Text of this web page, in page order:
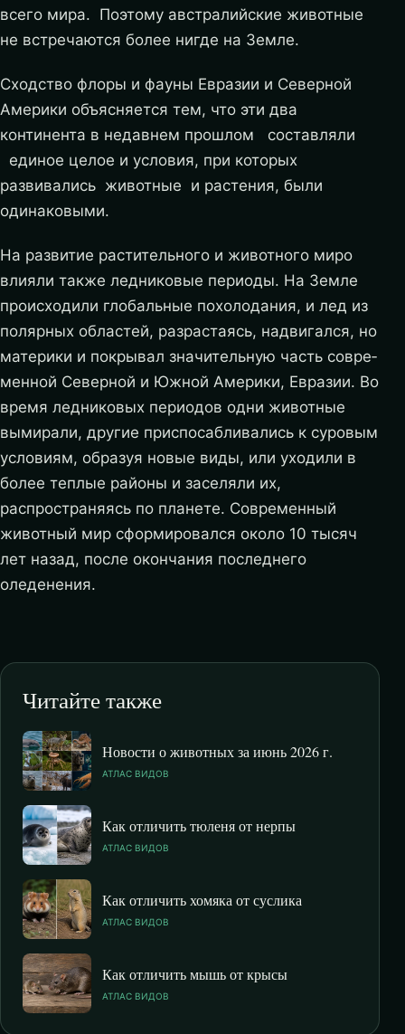
всего мира. Поэтому австралийские животные
не встречаются более нигде на Земле.
Сходство флоры и фауны Евразии и Северной
Америки объясняется тем, что эти два
континента в недавнем прошлом составляли
единое целое и условия, при которых
развивались животные и растения, были
одинаковыми.
На развитие раститель­ного и животного миро
влияли также ледниковые периоды. На Земле
происходили глобаль­ные похолодания, и лед из
полярных областей, разрастаясь, надвигался, но
материки и покрывал значительную часть совре­
менной Северной и Южной Америки, Евразии. Во
время ледни­ковых периодов одни животные
вымирали, другие приспосабли­вались к суровым
условиям, образуя новые виды, или уходили в
более теплые районы и заселяли их,
распространяясь по планете. Современный
животный мир сформировался около 10 тысяч
лет назад, после окончания последнего
оледенения.
Читайте также
Новости о животных за июнь 2026 г.
АТЛАС ВИДОВ
Как отличить тюленя от нерпы
АТЛАС ВИДОВ
Как отличить хомяка от суслика
АТЛАС ВИДОВ
Как отличить мышь от крысы
АТЛАС ВИДОВ